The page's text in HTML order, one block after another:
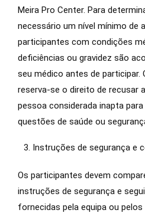
Meira Pro Center. Para
necessário um nível mínimo de
participantes com condições
deficiências ou gravidez são
seu médico antes de participar.
reserva-se o direito de recusar
pessoa considerada inapta
questões de saúde ou
Instruções de segurança e
Os participantes devem
instruções de segurança e
fornecidas pela equipa ou